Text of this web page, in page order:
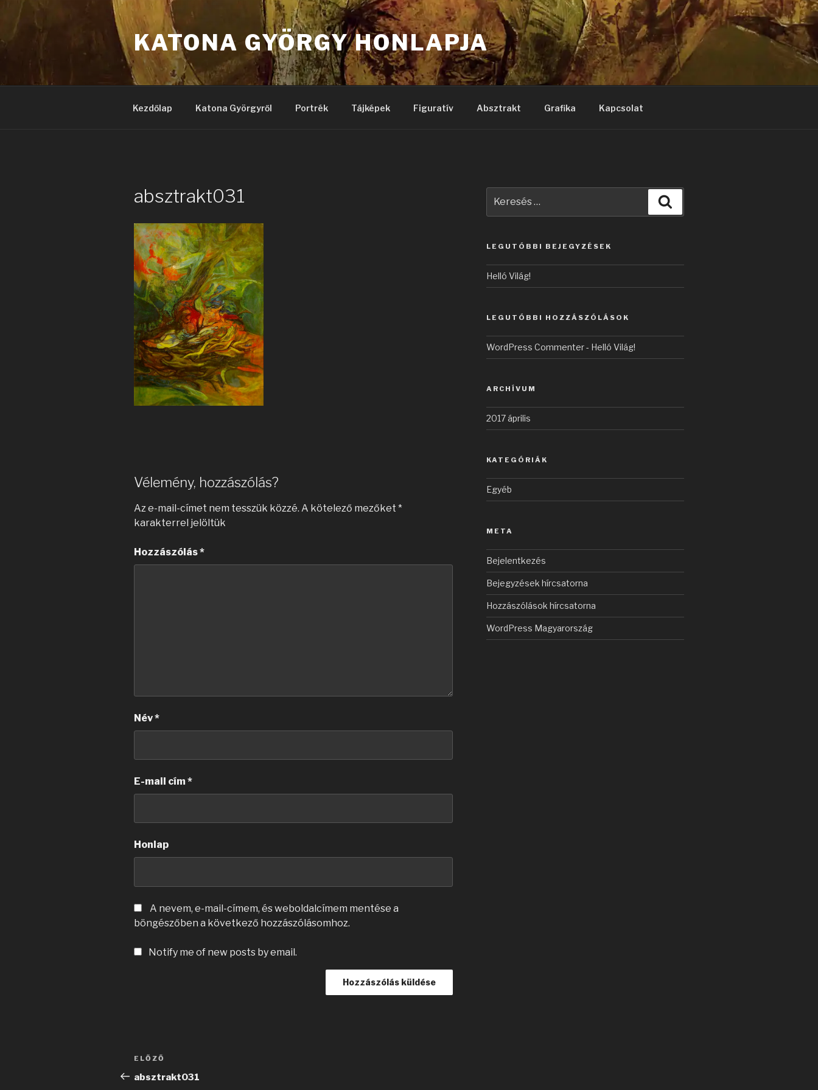
Tartalomhoz
KATONA GYÖRGY HONLAPJA
Kezdőlap Katona Györgyről Portrék Tájképek Figuratív Absztrakt Grafika Kapcsolat
absztrakt031
Vélemény, hozzászólás?
Az e-mail-címet nem tesszük közzé. A kötelező mezőket *
karakterrel jelöltük
Hozzászólás*
Név*
E-mail cím*
Honlap
A nevem, e-mail-címem, és weboldalcímem mentése a
böngészőben a következő hozzászólásomhoz.
Notify me of new posts by email.
Bejegyzés
navigáció
Korábbi
bejegyzés
ELŐZŐ
absztrakt031
következő
LEGUTÓBBI BEJEGYZÉSEK
Helló Világ!
LEGUTÓBBI HOZZÁSZÓLÁSOK
WordPress Commenter- Helló Világ!
ARCHÍVUM
2017 április
KATEGÓRIÁK
Egyéb
META
Bejelentkezés
Bejegyzések hírcsatorna
Hozzászólások hírcsatorna
WordPress Magyarország